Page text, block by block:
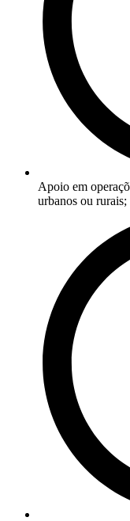
Apoio em
urbanos ou rurais;